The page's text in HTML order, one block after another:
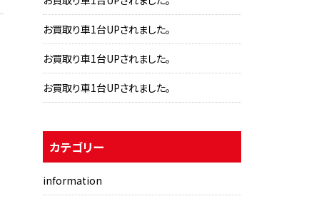
お買取り車1台UPされました。
お買取り車1台UPされました。
お買取り車1台UPされました。
カテゴリー
information